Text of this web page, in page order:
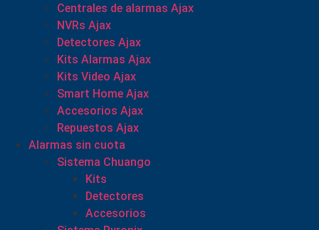
Centrales de alarmas Ajax
NVRs Ajax
Detectores Ajax
Kits Alarmas Ajax
Kits Video Ajax
Smart Home Ajax
Accesorios Ajax
Repuestos Ajax
Alarmas sin cuota
Sistema Chuango
Kits
Detectores
Accesorios